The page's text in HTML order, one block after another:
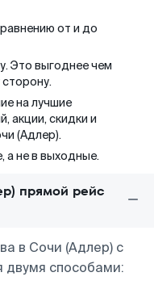
от и до
Это выгоднее чем
на лучшие
акции, скидки и
(Адлер).
а не в выходные.
прямой рейс
в Сочи (Адлер) с
двумя способами: